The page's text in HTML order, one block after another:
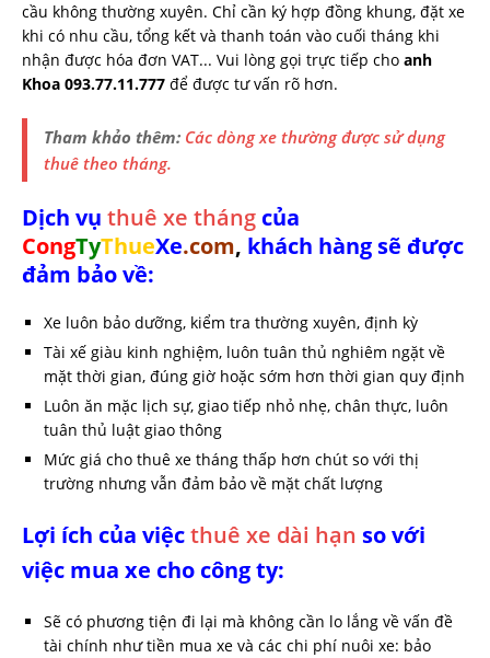
cầu không thường xuyên. Chỉ cần ký hợp đồng khung, đặt xe
khi có nhu cầu, tổng kết và thanh toán vào cuối tháng khi
nhận được hóa đơn VAT... Vui lòng gọi trực tiếp cho anh
Khoa 093.77.11.777 để được tư vấn rõ hơn.
Tham khảo thêm: Các dòng xe thường được sử dụng
thuê theo tháng.
Dịch vụ thuê xe tháng của
CongTyThueXe.com, khách hàng sẽ được
đảm bảo về:
Xe luôn bảo dưỡng, kiểm tra thường xuyên, định kỳ
Tài xế giàu kinh nghiệm, luôn tuân thủ nghiêm ngặt về
mặt thời gian, đúng giờ hoặc sớm hơn thời gian quy định
Luôn ăn mặc lịch sự, giao tiếp nhỏ nhẹ, chân thực, luôn
tuân thủ luật giao thông
Mức giá cho thuê xe tháng thấp hơn chút so với thị
trường nhưng vẫn đảm bảo về mặt chất lượng
Lợi ích của việcthuê xe dài hạn so với
việc mua xe cho công ty:
Sẽ có phương tiện đi lại mà không cần lo lắng về vấn đề
tài chính như tiền mua xe và các chi phí nuôi xe: bảo